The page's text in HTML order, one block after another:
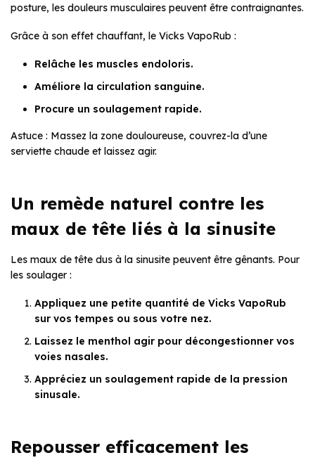
posture, les douleurs musculaires peuvent être contraignantes.
Grâce à son effet chauffant, le Vicks VapoRub :
Relâche les muscles endoloris.
Améliore la circulation sanguine.
Procure un soulagement rapide.
Astuce : Massez la zone douloureuse, couvrez-la d’une
serviette chaude et laissez agir.
Un remède naturel contre les
maux de tête liés à la sinusite
Les maux de tête dus à la sinusite peuvent être gênants. Pour
les soulager :
Appliquez une petite quantité de Vicks VapoRub
sur vos tempes ou sous votre nez.
Laissez le menthol agir pour décongestionner vos
voies nasales.
Appréciez un soulagement rapide de la pression
sinusale.
Repousser efficacement les